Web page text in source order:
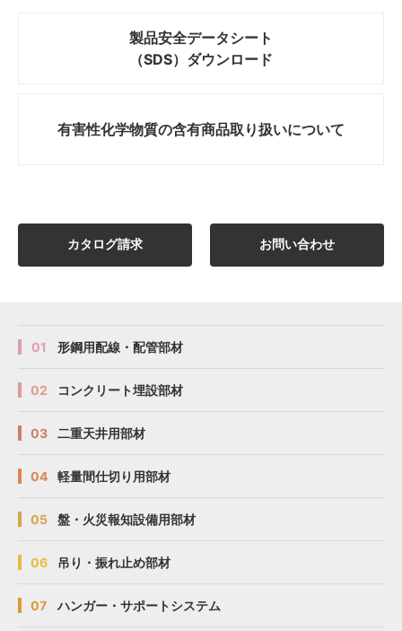
製品安全データシート
（SDS）ダウンロード
有害性化学物質の含有商品取り扱いについて
カタログ請求 お問い合わせ
01 形鋼用配線・配管部材
02 コンクリート埋設部材
03 二重天井用部材
04 軽量間仕切り用部材
05 盤・火災報知設備用部材
06 吊り・振れ止め部材
07 ハンガー・サポートシステム